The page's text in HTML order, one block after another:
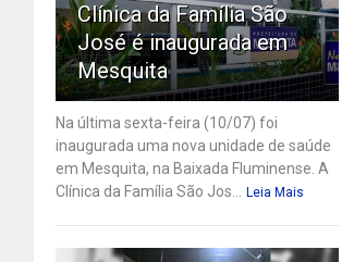
Clínica da Família São
José é inaugurada em
Mesquita
Na última sexta-feira (10/07) foi
inaugurada uma nova unidade de saúde
em Mesquita, na Baixada Fluminense. A
Clínica da Família São Jos... Leia Mais